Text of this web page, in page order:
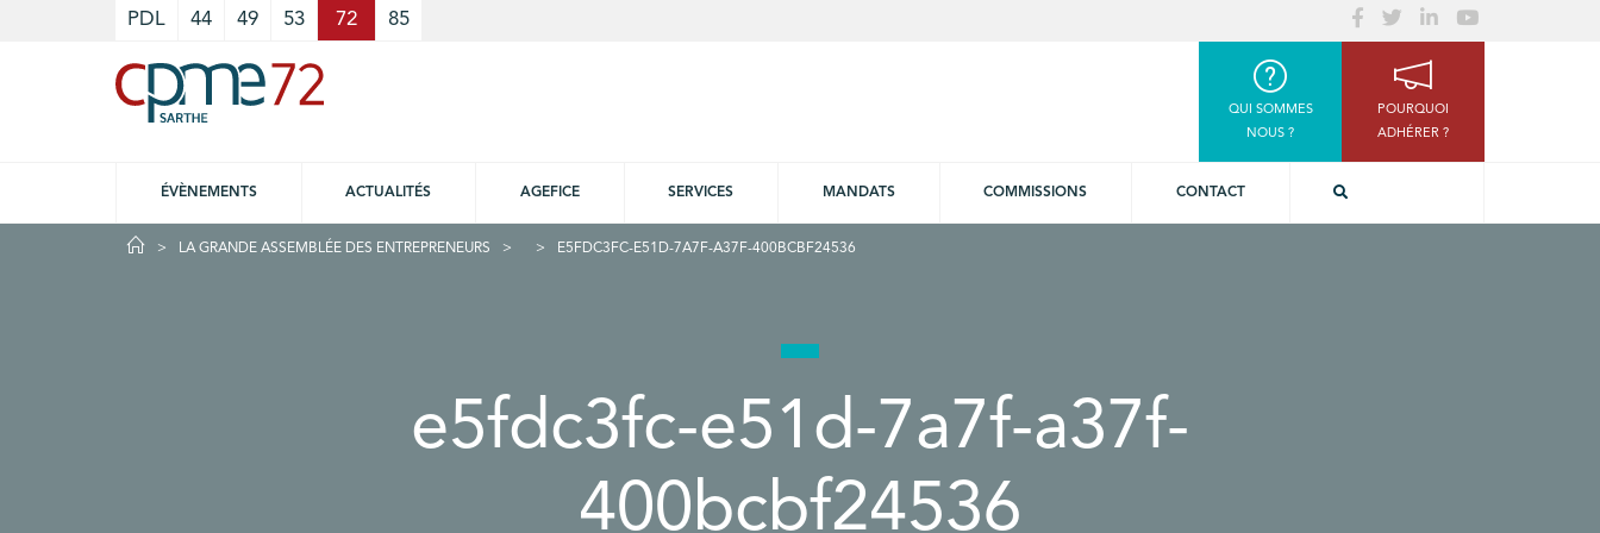
PDL 44 49 53 72 85
QUI SOMMES
NOUS ?
POURQUOI
ADHÉRER ?
ÉVÈNEMENTS ACTUALITÉS AGEFICE SERVICES MANDATS COMMISSIONS CONTACT
LA GRANDE ASSEMBLÉE DES ENTREPRENEURS E5FDC3FC-E51D-7A7F-A37F-400BCBF24536
e5fdc3fc-e51d-7a7f-a37f-
400bcbf24536
Cookies management panel